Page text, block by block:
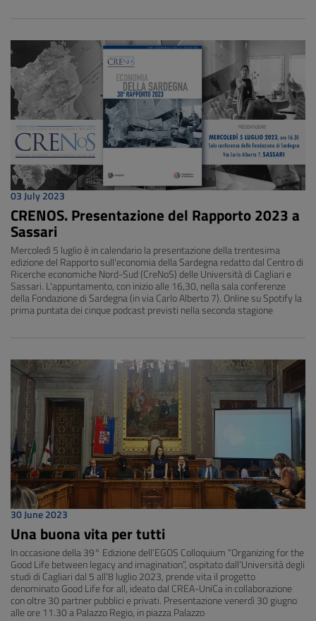
03 July 2023
CRENOS. Presentazione del Rapporto 2023 a
Sassari
Mercoledì 5 luglio è in calendario la presentazione della trentesima
edizione del Rapporto sull'economia della Sardegna redatto dal Centro di
Ricerche economiche Nord-Sud (CreNoS) delle Università di Cagliari e
Sassari. L'appuntamento, con inizio alle 16,30, nella sala conferenze
della Fondazione di Sardegna (in via Carlo Alberto 7). Online su Spotify la
prima puntata dei cinque podcast previsti nella seconda stagione
30 June 2023
Una buona vita per tutti
In occasione della 39° Edizione dell’EGOS Colloquium “Organizing for the
Good Life between legacy and imagination”, ospitato dall’Università degli
studi di Cagliari dal 5 all’8 luglio 2023, prende vita il progetto
denominato Good Life for all, ideato dal CREA-UniCa in collaborazione
con oltre 30 partner pubblici e privati. Presentazione venerdì 30 giugno
alle ore 11.30 a Palazzo Regio, in piazza Palazzo